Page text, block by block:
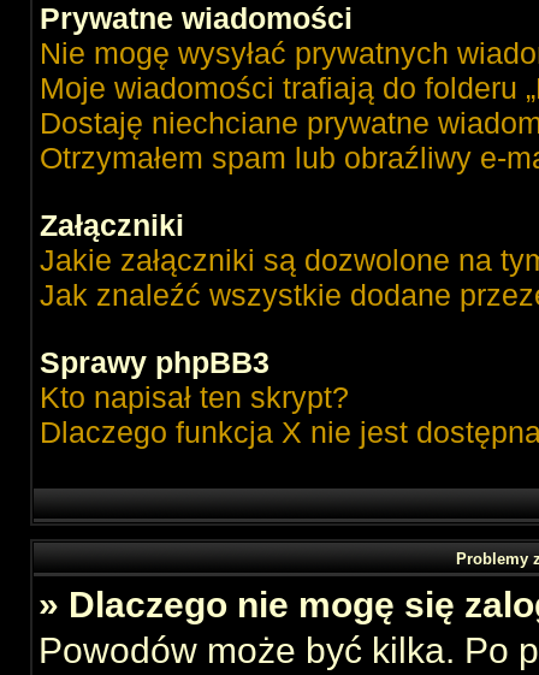
Prywatne wiadomości
Nie mogę wysyłać prywatnych
Moje wiadomości trafiają do folderu
Dostaję niechciane prywatne
Otrzymałem spam lub obraźliwy e-
Załączniki
Jakie załączniki są dozwolone na
Jak znaleźć wszystkie dodane
Sprawy phpBB3
Kto napisał ten skrypt?
Dlaczego funkcja X nie jest
Problemy
» Dlaczego nie mogę się
Powodów może być kilka. Po